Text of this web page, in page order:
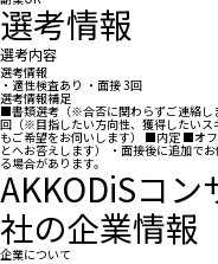
選考情報
選考内容
選考情報
・適性検査あり ・面接 3回
選考情報補足
■書類選考（※合否に関わらずご連絡し
回（※目指したい方向性、獲得したいス
もご希望をお伺いします） ■内定 ■オ
とへお答えします） ・面接後に追加で
る場合があります。
AKKODiSコ
社の企業情報
企業について